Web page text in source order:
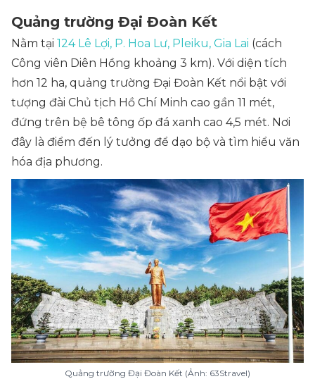
Quảng trường Đại Đoàn Kết
Nằm tại 124 Lê Lợi, P. Hoa Lư, Pleiku, Gia Lai (cách
Công viên Diên Hồng khoảng 3 km). Với diện tích
hơn 12 ha, quảng trường Đại Đoàn Kết nổi bật với
tượng đài Chủ tịch Hồ Chí Minh cao gần 11 mét,
đứng trên bệ bê tông ốp đá xanh cao 4,5 mét. Nơi
đây là điểm đến lý tưởng để dạo bộ và tìm hiểu văn
hóa địa phương.
Quảng trường Đại Đoàn Kết (Ảnh: 63Stravel)